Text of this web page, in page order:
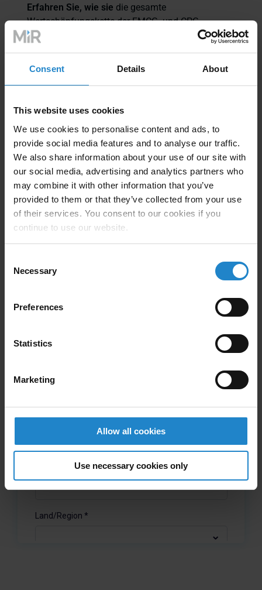
Consent Details About
This website uses cookies
We use cookies to personalise content and ads, to
provide social media features and to analyse our traffic.
We also share information about your use of our site with
our social media, advertising and analytics partners who
may combine it with other information that you’ve
provided to them or that they’ve collected from your use
of their services. You consent to our cookies if you
continue to use our website.
Selection
Necessary
Preferences
Statistics
Marketing
Allow all cookies
Use necessary cookies only
Erfahren Sie, wie sie die gesamte
Wertschöpfungskette der FMCG- und CPG-
Produktionslinie vom Einsatz von AMRs profitiert
Lösungen für die Industrie
Stellen Sie sich eine Zukunft vor, in der Ihre Abläufe wie
eine gut geölte Maschine laufen, mit Präzision und
Effizienz auf Schritt und Tritt. Stellen Sie sich die
Kosteneinsparungen, die gesteigerte Produktivität und
die Fähigkeit zur sofortigen Anpassung an sich
ändernde Anforderungen vor. Dies ist nicht nur eine
Vision - es ist die Realität, die Sie mit AMRs erreichen
können.